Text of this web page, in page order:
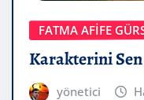
FATMA AFİFE
Karakterini
yönetici